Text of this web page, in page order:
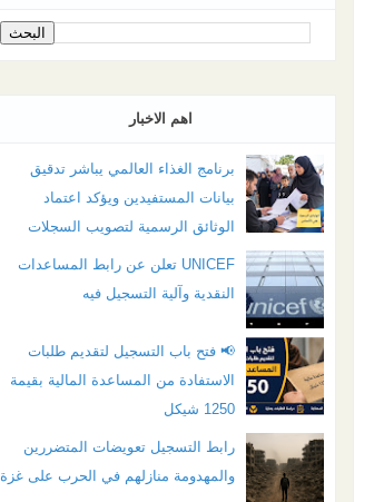
اهم الاخبار
برنامج الغذاء العالمي يباشر تدقيق
بيانات المستفيدين ويؤكد اعتماد
الوثائق الرسمية لتصويب السجلات
UNICEF تعلن عن رابط المساعدات
النقدية وآلية التسجيل فيه
📢 فتح باب التسجيل لتقديم طلبات
الاستفادة من المساعدة المالية بقيمة
1250 شيكل
رابط التسجيل تعويضات المتضررين
والمهدومة منازلهم في الحرب على غزة